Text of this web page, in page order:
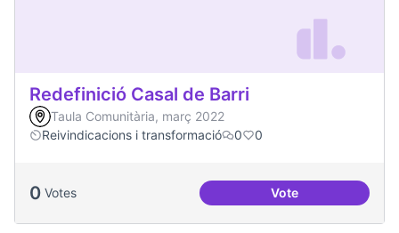
Redefinició Casal de Barri
Taula Comunitària, març 2022
Reivindicacions i transformació
0 0
0 Votes VoteRedefinició Casal